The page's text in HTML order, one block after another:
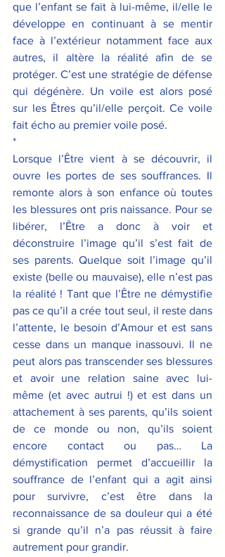
que l’enfant se fait à lui-même, il/elle le
développe en continuant à se mentir
face à l’extérieur notamment face aux
autres, il altère la réalité afin de se
protéger. C’est une stratégie de défense
qui dégénère. Un voile est alors posé
sur les Êtres qu’il/elle perçoit. Ce voile
fait écho au premier voile posé.
*
Lorsque l’Être vient à se découvrir, il
ouvre les portes de ses souffrances. Il
remonte alors à son enfance où toutes
les blessures ont pris naissance. Pour se
libérer, l’Être a donc à voir et
déconstruire l’image qu’il s’est fait de
ses parents. Quelque soit l’image qu’il
existe (belle ou mauvaise), elle n’est pas
la réalité ! Tant que l’Être ne démystifie
pas ce qu’il a crée tout seul, il reste dans
l’attente, le besoin d’Amour et est sans
cesse dans un manque inassouvi. Il ne
peut alors pas transcender ses blessures
et avoir une relation saine avec lui-
même (et avec autrui !) et est dans un
attachement à ses parents, qu’ils soient
de ce monde ou non, qu’ils soient
encore contact ou pas… La
démystification permet d’accueillir la
souffrance de l’enfant qui a agit ainsi
pour survivre, c’est être dans la
reconnaissance de sa douleur qui a été
si grande qu’il n’a pas réussit à faire
autrement pour grandir.